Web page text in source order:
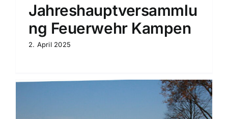
Jahreshauptversammlu
ng Feuerwehr Kampen
2. April 2025